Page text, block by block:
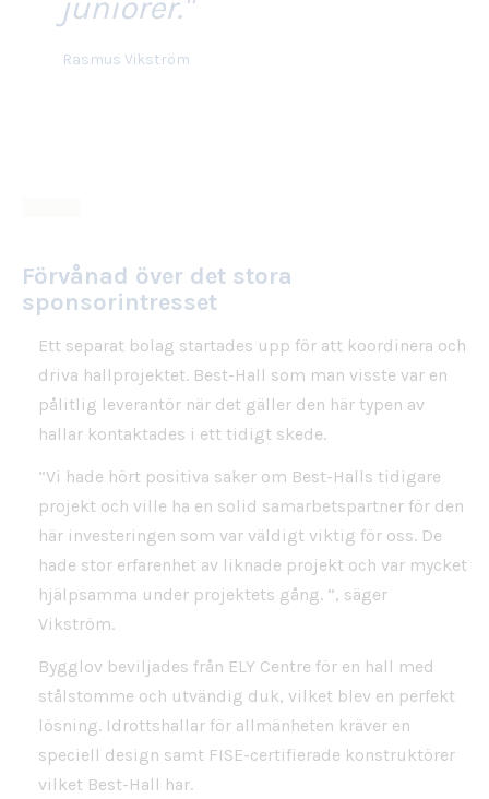
Rasmus Vikström
Förvånad över det stora
sponsorintresset
Ett separat bolag startades upp för att koordinera och
driva hallprojektet. Best-Hall som man visste var en
pålitlig leverantör när det gäller den här typen av
hallar kontaktades i ett tidigt skede.
“Vi hade hört positiva saker om Best-Halls tidigare
projekt och ville ha en solid samarbetspartner för den
här investeringen som var väldigt viktig för oss. De
hade stor erfarenhet av liknade projekt och var mycket
hjälpsamma under projektets gång. ”, säger
Vikström.
Bygglov beviljades från ELY Centre för en hall med
stålstomme och utvändig duk, vilket blev en perfekt
lösning. Idrottshallar för allmänheten kräver en
speciell design samt FISE-certifierade konstruktörer
vilket Best-Hall har.